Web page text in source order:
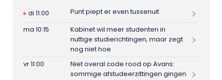
di 11:00
Punt piept er even tussenuit
ma 10:15
Kabinet wil meer studenten in
nuttige studierichtingen, maar zegt
nog niet hoe
vr 11:00
Niet overal code rood op Avans:
sommige afstudeerzittingen gingen